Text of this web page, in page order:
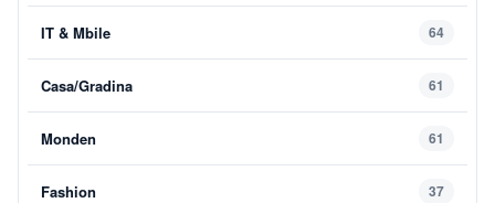
IT & Mbile 64
Casa/Gradina 61
Monden 61
Fashion 37